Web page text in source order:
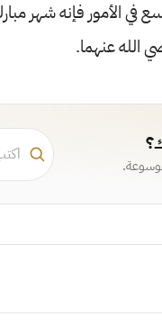
في الأمور فإنه شهر
الله عنهما.